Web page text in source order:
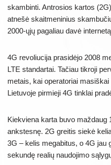
skambinti. Antrosios kartos
atnešė skaitmeninius
2000-ųjų pagaliau davė
4G revoliucija prasidėjo 2008
LTE standartai. Tačiau tikroji
metais, kai operatoriai
Lietuvoje pirmieji 4G tinklai
Kiekviena karta buvo maždaug
ankstesnę. 2G greitis siekė
3G – kelis megabitus, o 4G jau
sekundę realių naudojimo